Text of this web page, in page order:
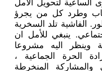
الساعية لتحويل الأمل
وطرد كل من يجرؤ
الفاشية تلد السخرية
ينبغي للأمل ان
وينظر اليه مشروعا
الحرة الجماعية ،
والمشاركة المنخرطة